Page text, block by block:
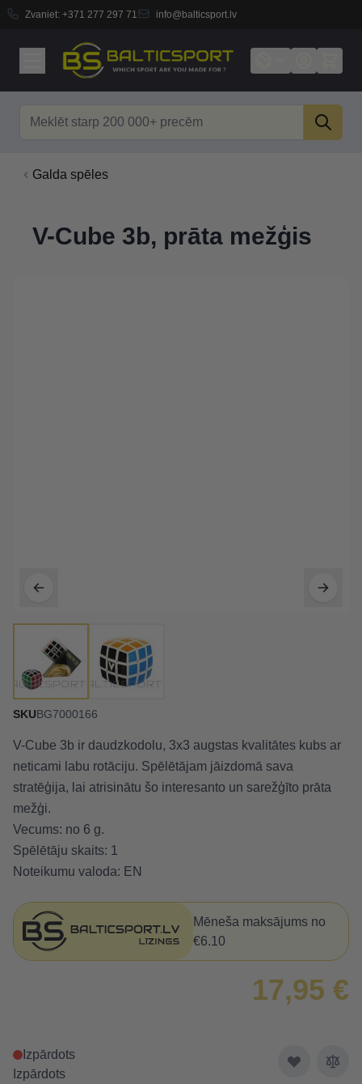
Zvaniet: +371 277 297 71 info@balticsport.lv
Galda spēles
V-Cube 3b, prāta mežģis
SKUBG7000166
V-Cube 3b ir daudzkodolu, 3x3 augstas kvalitātes kubs ar
neticami labu rotāciju. Spēlētājam jāizdomā sava
stratēģija, lai atrisinātu šo interesanto un sarežģīto prāta
mežģi.
Vecums: no 6 g.
Spēlētāju skaits: 1
Noteikumu valoda: EN
Mēneša maksājums no
€6.10
17,95 €
Izpārdots
Izpārdots